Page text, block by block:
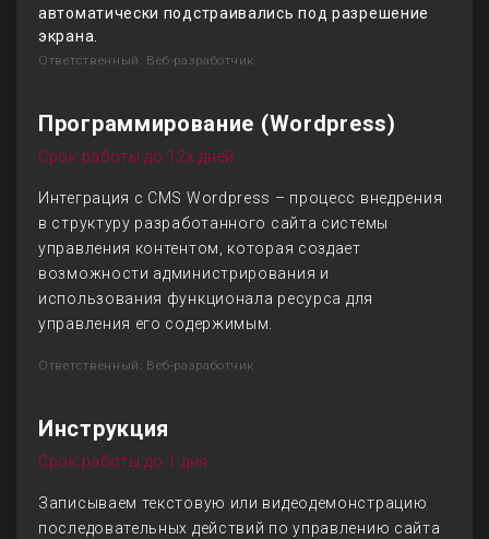
автоматически подстраивались под разрешение
экрана.
Ответственный: Веб-разработчик
Программирование (Wordpress)
Срок работы до 12х дней
Интеграция с CMS Wordpress – процесс внедрения
в структуру разработанного сайта системы
управления контентом, которая создает
возможности администрирования и
использования функционала ресурса для
управления его содержимым.
Ответственный: Веб-разработчик
Инструкция
Срок работы до 1 дня
Записываем текстовую или видеодемонстрацию
последовательных действий по управлению сайта